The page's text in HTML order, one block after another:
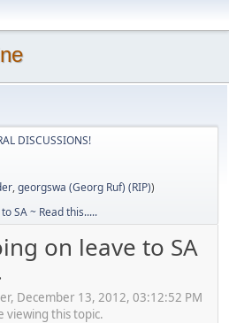
DISCUSSIONS!
,georgswa (Georg Ruf) (RIP))
SA ~ Read this.....
on leave to SA
December 13, 2012, 03:12:52 PM
viewing this topic.